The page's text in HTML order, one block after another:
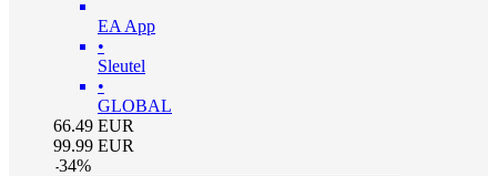
EA App
•
Sleutel
•
GLOBAL
66.49 EUR
99.99 EUR
-34%